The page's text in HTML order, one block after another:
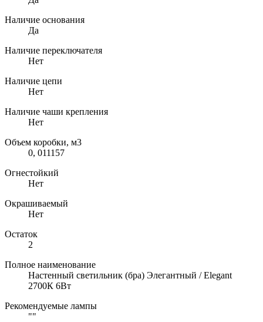
Наличие основания
Да
Наличие переключателя
Нет
Наличие цепи
Нет
Наличие чаши крепления
Нет
Объем коробки, м3
0, 011157
Огнестойкий
Нет
Окрашиваемый
Нет
Остаток
2
Полное наименование
Настенный светильник (бра) Элегантный / Elegant
2700К 6Вт
Рекомендуемые лампы
""